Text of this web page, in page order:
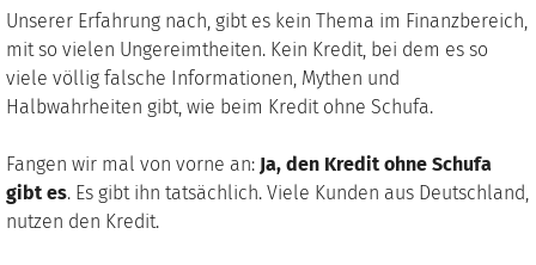
Unserer Erfahrung nach, gibt es kein Thema im Finanzbereich,
mit so vielen Ungereimtheiten. Kein Kredit, bei dem es so
viele völlig falsche Informationen, Mythen und
Halbwahrheiten gibt, wie beim Kredit ohne Schufa.
Fangen wir mal von vorne an: Ja, den Kredit ohne Schufa
gibt es. Es gibt ihn tatsächlich. Viele Kunden aus Deutschland,
nutzen den Kredit.